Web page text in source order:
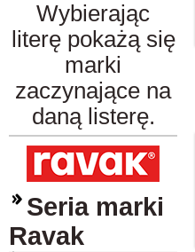
Wybierając
literę pokażą się
marki
zaczynające na
daną listerę.
Seria marki
Ravak